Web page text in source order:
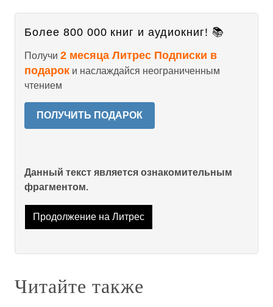
Более 800 000 книг и аудиокниг! 📚
Получи 2 месяца Литрес Подписки в
подарок и наслаждайся неограниченным
чтением
ПОЛУЧИТЬ ПОДАРОК
Данный текст является ознакомительным
фрагментом.
Продолжение на Литрес
Читайте также